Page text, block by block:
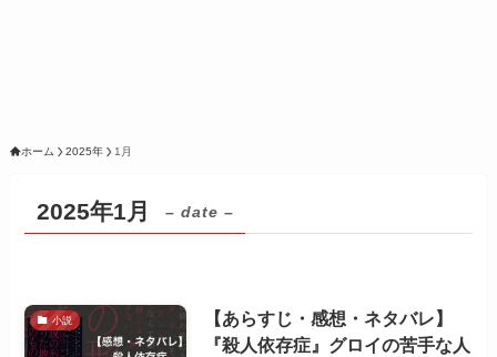
ホーム 2025年 1月
2025年1月 – date –
小説
【あらすじ・感想・ネタバレ】
『殺人依存症』グロイの苦手な人